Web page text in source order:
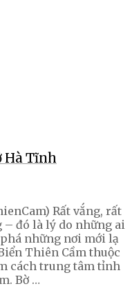
Hà Tĩnh
Rất vắng, rất
đó là lý do những ai
những nơi mới lạ
Thiên Cầm thuộc
cách trung tâm tỉnh
Bờ …